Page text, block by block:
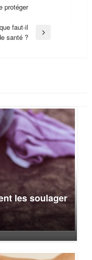
protéger
faut-il
santé ?
les soulager